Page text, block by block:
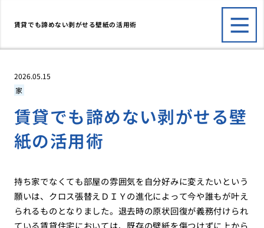
賃貸でも諦めない剥がせる壁紙の活用術
2026.05.15
家
賃貸でも諦めない剥がせる壁
紙の活用術
持ち家でなくても部屋の雰囲気を自分好みに変えたいという
願いは、クロス張替えＤＩＹの進化によって今や誰もが叶え
られるものとなりました。退去時の原状回復が義務付けられ
ている賃貸住宅においては、既存の壁紙を傷つけずに上から